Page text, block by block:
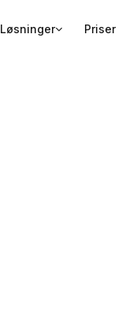
Løsninger Priser